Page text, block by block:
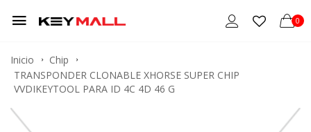
0
Inicio
Chip
TRANSPONDER CLONABLE XHORSE SUPER CHIP
VVDIKEYTOOL PARA ID 4C 4D 46 G